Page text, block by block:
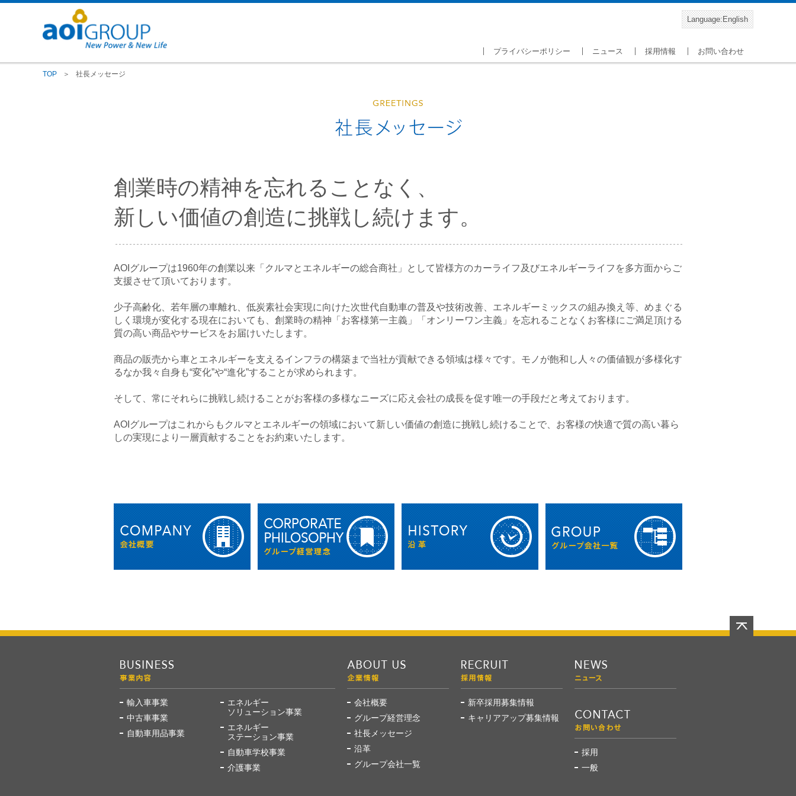
プライバシーポリシー ニュース 採用情報 お問い合わせ
Language:English
TOP ＞ 社長メッセージ
創業時の精神を忘れることなく、
新しい価値の創造に挑戦し続けます。
AOIグループは1960年の創業以来「クルマとエネルギーの総合商社」として皆様方のカーライフ及びエネルギーライフを多方面からご
支援させて頂いております。
少子高齢化、若年層の車離れ、低炭素社会実現に向けた次世代自動車の普及や技術改善、エネルギーミックスの組み換え等、めまぐる
しく環境が変化する現在においても、創業時の精神「お客様第一主義」「オンリーワン主義」を忘れることなくお客様にご満足頂ける
質の高い商品やサービスをお届けいたします。
商品の販売から車とエネルギーを支えるインフラの構築まで当社が貢献できる領域は様々です。モノが飽和し人々の価値観が多様化す
るなか我々自身も“変化”や“進化”することが求められます。
そして、常にそれらに挑戦し続けることがお客様の多様なニーズに応え会社の成長を促す唯一の手段だと考えております。
AOIグループはこれからもクルマとエネルギーの領域において新しい価値の創造に挑戦し続けることで、お客様の快適で質の高い暮ら
しの実現により一層貢献することをお約束いたします。
輸入車事業
中古車事業
自動車用品事業
エネルギー
ソリューション事業
エネルギー
ステーション事業
自動車学校事業
介護事業
会社概要
グループ経営理念
社長メッセージ
沿革
グループ会社一覧
新卒採用募集情報
キャリアアップ募集情報
採用
一般